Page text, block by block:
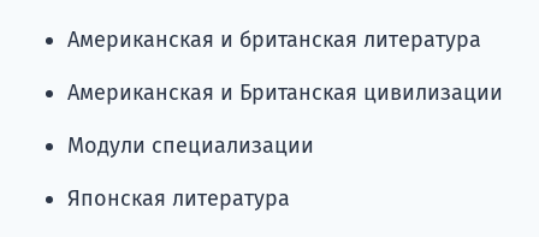
Американская и британская литература
Американская и Британская цивилизации
Модули специализации
Японская литература